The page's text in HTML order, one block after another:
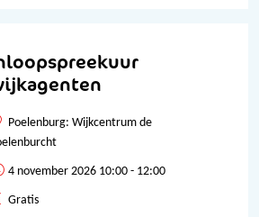
Poelenburg: Wijkcentrum de
4 november 2026 10:00 - 12:00
Gratis